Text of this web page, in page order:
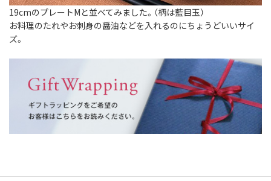
19cmのプレートMと並べてみました。（柄は藍目玉）
お料理のたれやお刺身の醤油などを入れるのにちょうどいいサイ
ズ。